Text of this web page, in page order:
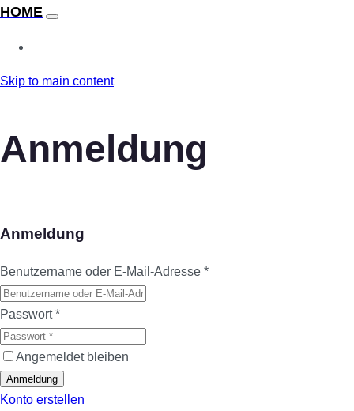
Skip to main content
Anmeldung
Anmeldung
Benutzername oder E-Mail-Adresse *
Passwort*
Angemeldet bleiben
Anmeldung
Konto erstellen